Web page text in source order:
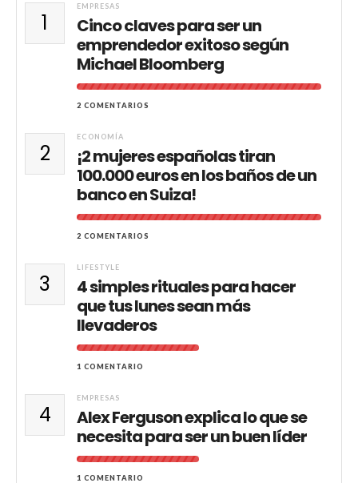
1
EMPRESAS
Cinco claves para ser un
emprendedor exitoso según
Michael Bloomberg
2 COMENTARIOS
2
ECONOMÍA
¡2 mujeres españolas tiran
100.000 euros en los baños de un
banco en Suiza!
2 COMENTARIOS
3
LIFESTYLE
4 simples rituales para hacer
que tus lunes sean más
llevaderos
1 COMENTARIO
4
EMPRESAS
Alex Ferguson explica lo que se
necesita para ser un buen líder
1 COMENTARIO